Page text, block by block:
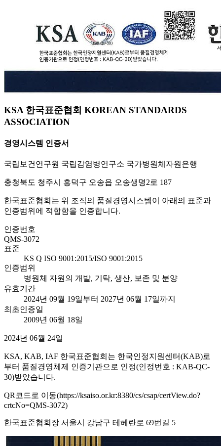
KSA 한국표준협회 KOREAN STANDARDS
ASSOCIATION
경영시스템 인증서
국립보건연구원 국립감염병연구소 국가병원체자원은행
충청북도 청주시 흥덕구 오송읍 오송생명2로 187
한국표준협회는 위 조직의 품질경영시스템이 아래의 표준과
인증범위에 적합함을 인증합니다.
인증번호
QMS-3072
표준
KS Q ISO 9001:2015/ISO 9001:2015
인증범위
병원체 자원의 개발, 기탁, 생산, 보존 및 분양
유효기간
2024년 09월 19일부터 2027년 06월 17일까지
최초인증일
2009년 06월 18일
2024년 06월 24일
KSA, KAB, IAF 한국표준협회는 한국인정지원센터(KAB)로
부터 품질경영체제 인증기관으로 인정(인정번호 : KAB-QC-
30)받았습니다.
QR코드로 이동(https://ksaiso.or.kr:8380/cs/csap/certView.do?
crtcNo=QMS-3072)
한국표준협회장 서울시 강남구 테헤란로 69번길 5